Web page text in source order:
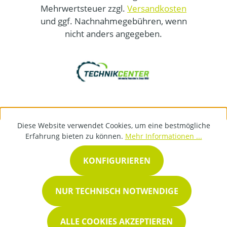
Mehrwertsteuer zzgl. Versandkosten
und ggf. Nachnahmegebühren, wenn
nicht anders angegeben.
Diese Website verwendet Cookies, um eine bestmögliche
Erfahrung bieten zu können. Mehr Informationen ...
NUR TECHNISCH NOTWENDIGE
KONFIGURIEREN
ALLE COOKIES AKZEPTIEREN